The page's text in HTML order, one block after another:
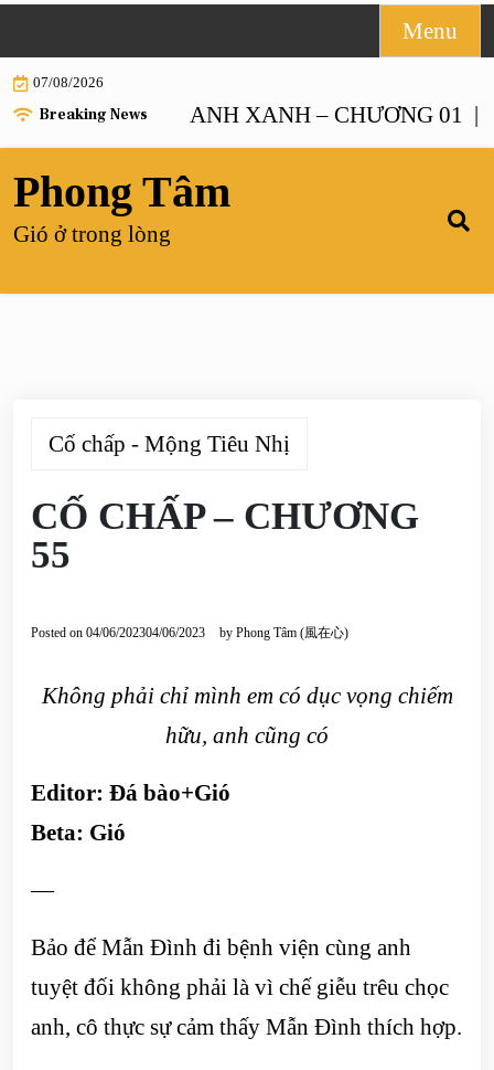
to
content
Menu
07/08/2026
Breaking News
TƯỞNG CHANH XANH – CHƯƠNG 01 |
Phong Tâm
Gió ở trong lòng
Cố chấp - Mộng Tiêu Nhị
CỐ CHẤP – CHƯƠNG
55
Posted on 04/06/202304/06/2023 by Phong Tâm (風在心)
Không phải chỉ mình em có dục vọng chiếm
hữu, anh cũng có
Editor: Đá bào+Gió
Beta: Gió
—
Bảo để Mẫn Đình đi bệnh viện cùng anh
tuyệt đối không phải là vì chế giễu trêu chọc
anh, cô thực sự cảm thấy Mẫn Đình thích hợp.